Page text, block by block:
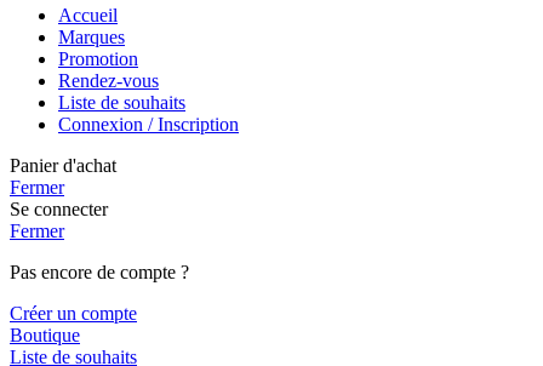
Accueil
Marques
Promotion
Rendez-vous
Liste de souhaits
Connexion / Inscription
Panier d'achat
Fermer
Se connecter
Fermer
Pas encore de compte ?
Créer un compte
Boutique
Liste de souhaits